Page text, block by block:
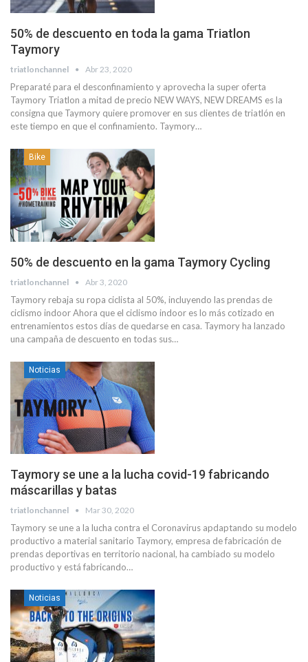
50% de descuento en toda la gama Triatlon
Taymory
triatlonchannel Abr 23, 2020
Preparaté para el desconfinamiento y aprovecha la super oferta
Taymory Triatlon a mitad de precio NEW WAYS, NEW DREAMS es la
consigna que Taymory quiere promover en sus clientes de triatlón en
este tiempo en que el confinamiento. Taymory…
Bike
50% de descuento en la gama Taymory Cycling
triatlonchannel Abr 3, 2020
Taymory rebaja su ropa ciclista al 50%, incluyendo las prendas de
ciclismo indoor Ahora que el ciclismo indoor es lo más cotizado en
entrenamientos estos días de quedarse en casa. Taymory ha lanzado
una campaña de descuento en todas sus…
Noticias
Taymory se une a la lucha covid-19 fabricando
máscarillas y batas
triatlonchannel Mar 30, 2020
Taymory se une a la lucha contra el Coronavirus apdaptando su modelo
productivo a material sanitario Taymory, empresa de fabricación de
prendas deportivas en territorio nacional, ha cambiado su modelo
productivo y está fabricando…
Noticias